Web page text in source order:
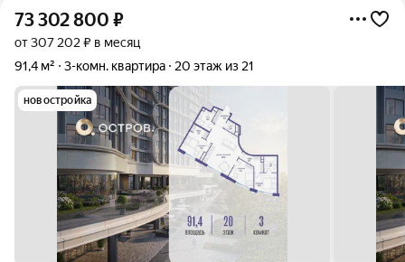
73 302 800 ₽
от 307 202 ₽ в месяц
91,4 м²
3-комн. квартира 20 этаж из 21
новостройка